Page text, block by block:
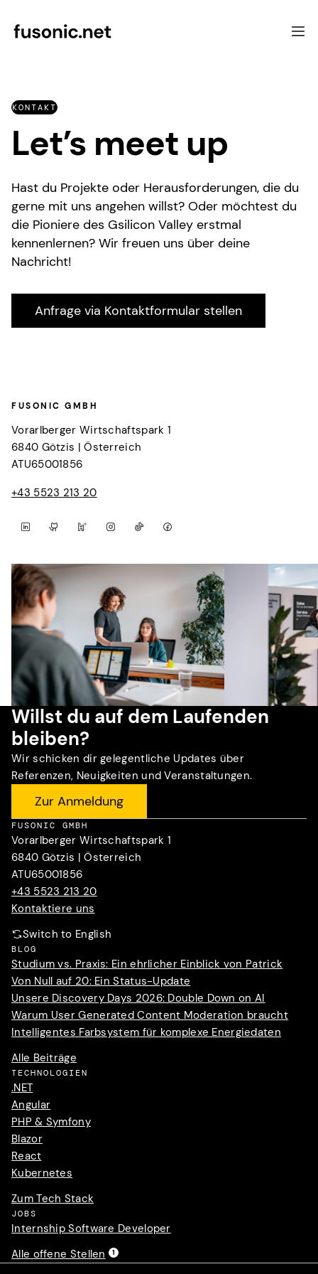
UX & Beratung
Referenzen
Kontakt
KONTAKT
Let’s meet up
Hast du Projekte oder Herausforderungen, die du
gerne mit uns angehen willst? Oder möchtest du
die Pioniere des Gsilicon Valley erstmal
kennenlernen? Wir freuen uns über deine
Nachricht!
Anfrage via Kontaktformular stellen
FUSONIC GMBH
Vorarlberger Wirtschaftspark 1
6840 Götzis |Österreich
ATU65001856
+43 5523 213 20
Willst du auf dem Laufenden
bleiben?
Wir schicken dir gelegentliche Updates über
Referenzen, Neuigkeiten und Veranstaltungen.
Zur Anmeldung
FUSONIC GMBH
Vorarlberger Wirtschaftspark 1
6840 Götzis | Österreich
ATU65001856
+43 5523 213 20
Kontaktiere uns
Switch to English
BLOG
Studium vs. Praxis: Ein ehrlicher Einblick von Patrick
Von Null auf 20: Ein Status-Update
Unsere Discovery Days 2026: Double Down on AI
Warum User Generated Content Moderation braucht
Intelligentes Farbsystem für komplexe Energiedaten
Alle Beiträge
TECHNOLOGIEN
.NET
Angular
PHP & Symfony
Blazor
React
Kubernetes
Zum Tech Stack
JOBS
Internship Software Developer
Alle offene Stellen
1